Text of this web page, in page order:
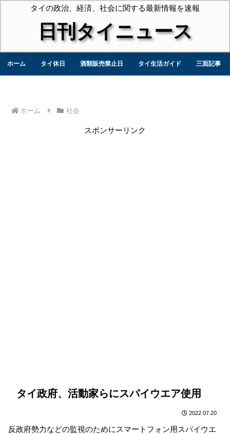
タイの政治、経済、社会に関する最新情報を速報
日刊タイニュース
ホーム タイ休日 酒類販売禁止日 タイ生活ガイド 三面記事
ホーム 社会
スポンサーリンク
タイ政府、活動家らにスパイウエア使用
2022.07.20
反政府勢力などの監視のためにスマートフォン用スパイウエ